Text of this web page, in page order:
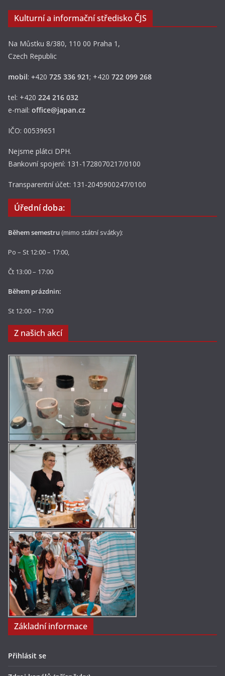
Kulturní a informační středisko ČJS
Na Můstku 8/380, 110 00 Praha 1,
Czech Republic
mobil: +420 725 336 921; +420 722 099 268
tel: +420 224 216 032
e-mail: office@japan.cz
IČO: 00539651
Nejsme plátci DPH.
Bankovní spojení: 131-1728070217/0100
Transparentní účet: 131-2045900247/0100
Úřední doba:
Během semestru (mimo státní svátky):
Po – St 12:00 – 17:00,
Čt 13:00 – 17:00
Během prázdnin:
St 12:00 – 17:00
Z našich akcí
Základní informace
Přihlásit se